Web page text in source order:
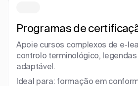
Programas de
Apoie cursos complexos de e-
controlo terminológico,
adaptável.
Ideal para: formação em